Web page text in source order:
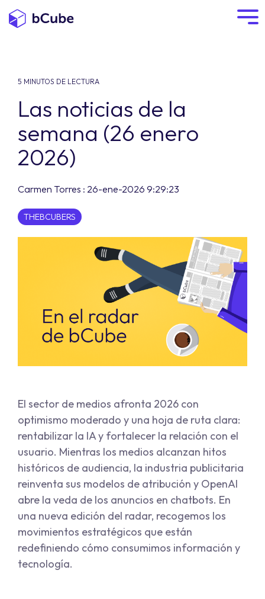
5 MINUTOS DE LECTURA
Las noticias de la
semana (26 enero
2026)
Carmen Torres : 26-ene-2026 9:29:23
THEBCUBERS
El sector de medios afronta 2026 con
optimismo moderado y una hoja de ruta clara:
rentabilizar la IA y fortalecer la relación con el
usuario. Mientras los medios alcanzan hitos
históricos de audiencia, la industria publicitaria
reinventa sus modelos de atribución y OpenAI
abre la veda de los anuncios en chatbots. En
una nueva edición del radar, recogemos los
movimientos estratégicos que están
redefiniendo cómo consumimos información y
tecnología.